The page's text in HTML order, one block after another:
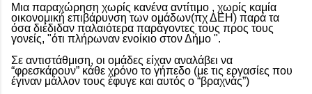
Μια παραχώρηση χωρίς κανένα αντίτιμο , χωρίς καμία
οικονομική επιβάρυνση των ομάδων(πχ ΔΕΗ) παρά τα
όσα διέδιδαν παλαιότερα παράγοντες τους προς τους
γονείς, "ότι πλήρωναν ενοίκιο στον Δήμο ".
Σε αντιστάθμιση, οι ομάδες είχαν αναλάβει να
“φρεσκάρουν” κάθε χρόνο το γήπεδο (με τις εργασίες που
έγιναν μάλλον τους έφυγε και αυτός ο “βραχνάς”)